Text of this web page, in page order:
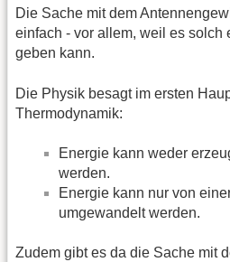
Die Sache mit dem
einfach - vor allem, weil es solch
geben kann.
Die Physik besagt im ersten
Thermodynamik:
Energie kann weder
werden.
Energie kann nur von
umgewandelt werden.
Zudem gibt es da die Sache mit